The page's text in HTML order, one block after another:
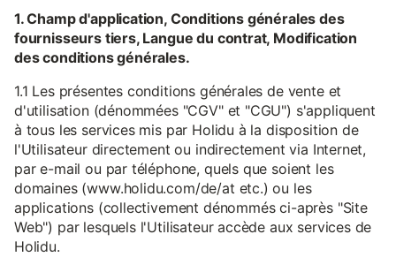
1. Champ d'application, Conditions générales des
fournisseurs tiers, Langue du contrat, Modification
des conditions générales.
1.1 Les présentes conditions générales de vente et
d'utilisation (dénommées "CGV" et "CGU") s'appliquent
à tous les services mis par Holidu à la disposition de
l'Utilisateur directement ou indirectement via Internet,
par e-mail ou par téléphone, quels que soient les
domaines (www.holidu.com/de/at etc.) ou les
applications (collectivement dénommés ci-après "Site
Web") par lesquels l'Utilisateur accède aux services de
Holidu.